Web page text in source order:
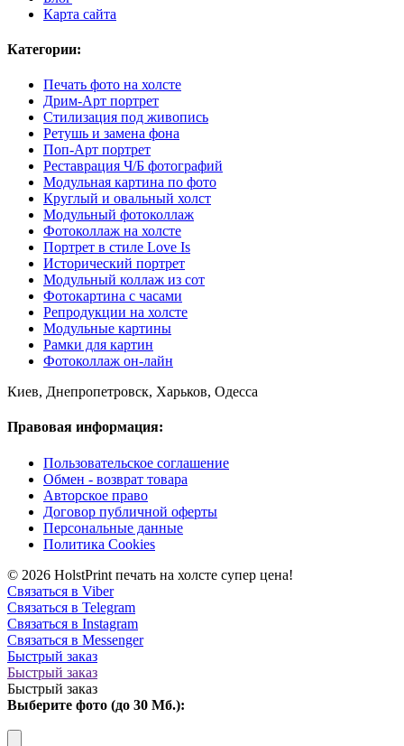
Карта сайта
Категории:
Печать фото на холсте
Дрим-Арт портрет
Стилизация под живопись
Ретушь и замена фона
Поп-Арт портрет
Реставрация Ч/Б фотографий
Модульная картина по фото
Круглый и овальный холст
Модульный фотоколлаж
Фотоколлаж на холсте
Портрет в стиле Love Is
Исторический портрет
Модульный коллаж из сот
Фотокартина с часами
Репродукции на холсте
Модульные картины
Рамки для картин
Фотоколлаж он-лайн
Киев, Днепропетровск, Харьков, Одесса
Правовая информация:
Пользовательское соглашение
Обмен - возврат товара
Авторское право
Договор публичной оферты
Персональные данные
Политика Cookies
© 2026 HolstPrint печать на холсте супер цена!
Связаться в Viber
Связаться в Telegram
Связаться в Instagram
Связаться в Messenger
Быстрый заказ
Быстрый заказ
Быстрый заказ
Выберите фото (до 30 Мб.):